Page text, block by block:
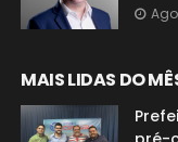
MAIS LIDAS DO